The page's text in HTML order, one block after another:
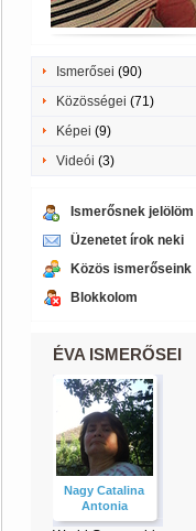
Ismerősei (90)
Közösségei (71)
Képei (9)
Videói (3)
Ismerősnek jelölöm
Üzenetet írok neki
Közös ismerőseink
Blokkolom
ÉVA ISMERŐSEI
Nagy Catalina
Antonia